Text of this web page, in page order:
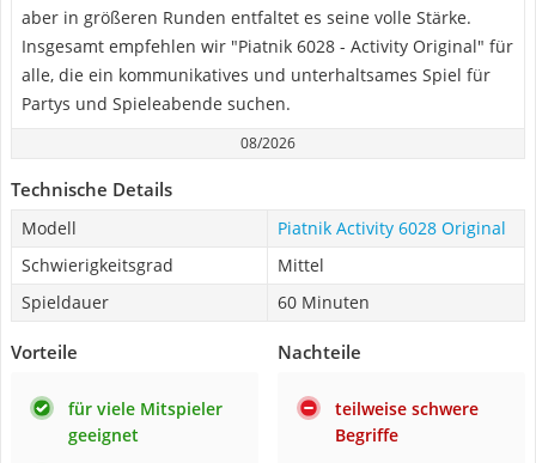
aber in größeren Runden entfaltet es seine volle Stärke.
Insgesamt empfehlen wir "Piatnik 6028 - Activity Original" für
alle, die ein kommunikatives und unterhaltsames Spiel für
Partys und Spieleabende suchen.
08/2026
Technische Details
Modell
Piatnik Activity 6028 Original
Schwierigkeitsgrad
Mittel
Spieldauer
60 Minuten
Vorteile
für viele Mitspieler
geeignet
Nachteile
teilweise schwere
Begriffe